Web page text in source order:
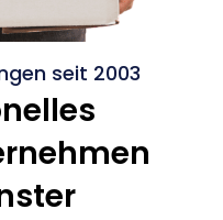
seit 2003